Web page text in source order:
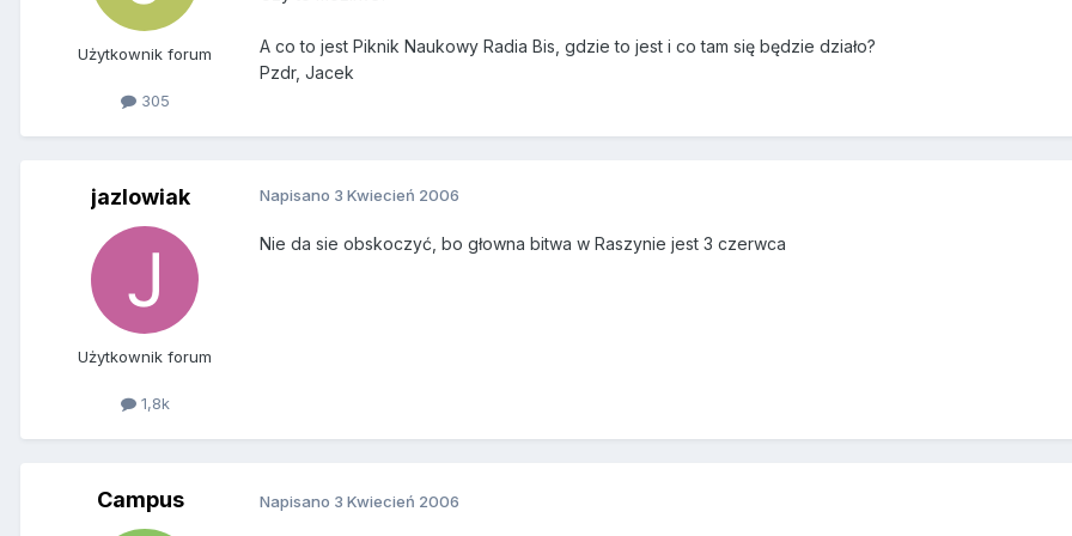
Użytkownik forum
305
A co to jest Piknik Naukowy Radia Bis, gdzie to jest i co tam się będzie działo?
Pzdr, Jacek
jazlowiak
Użytkownik forum
1,8k
Napisano 3 Kwiecień 2006
Nie da sie obskoczyć, bo głowna bitwa w Raszynie jest 3 czerwca
Campus Napisano 3 Kwiecień 2006